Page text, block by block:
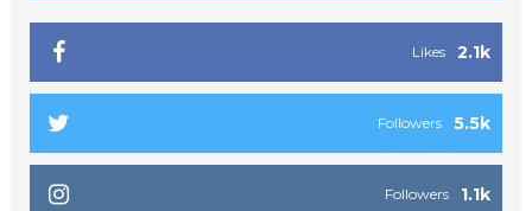
2.1k
Likes
5.5k
Followers
1.1k
Followers